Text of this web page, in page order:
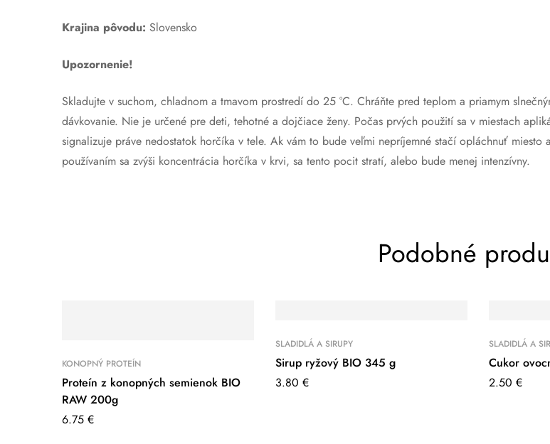
Krajina pôvodu: Slovensko
Upozornenie!
Skladujte v suchom, chladnom a tmavom prostredí do 25 °C. Chráňte pred teplom a priamym
dávkovanie. Nie je určené pre deti, tehotné a dojčiace ženy. Počas prvých použití sa v miestach
signalizuje práve nedostatok horčíka v tele. Ak vám to bude veľmi nepríjemné stačí opláchnuť
používaním sa zvýši koncentrácia horčíka v krvi, sa tento pocit stratí, alebo bude menej intenzívny.
Podobné
KONOPNÝ PROTEÍN
Proteín z konopných semienok BIO
RAW 200g
6.75 €
SLADIDLÁ A SIRUPY
Sirup ryžový BIO 345 g
3.80 €
SLADIDLÁ A
Cukor
2.50 €